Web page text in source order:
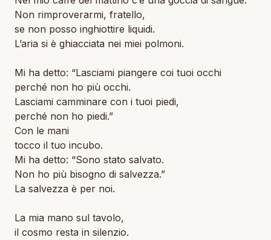
Non rimproverarmi, fratello,
se non posso inghiottire liquidi.
L’aria si è ghiacciata nei miei polmoni.
Mi ha detto: “Lasciami piangere coi tuoi occhi
perché non ho più occhi.
Lasciami camminare con i tuoi piedi,
perché non ho piedi.”
Con le mani
tocco il tuo incubo.
Mi ha detto: “Sono stato salvato.
Non ho più bisogno di salvezza.”
La salvezza è per noi.
La mia mano sul tavolo,
il cosmo resta in silenzio.